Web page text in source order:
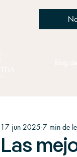
Las
17 jun 2025 7 min de